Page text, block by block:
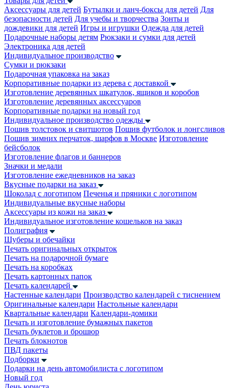
Аксессуары для детей Бутылки и ланч-боксы для детей Для
безопасности детей Для учебы и творчества Зонты и
дождевики для детей Игры и игрушки Одежда для детей
Подарочные наборы детям Рюкзаки и сумки для детей
Электроника для детей
Индивидуальное производство
Сумки и рюкзаки
Подарочная упаковка на заказ
Корпоративные подарки из дерева с доставкой
Изготовление деревянных шкатулок, ящиков и коробов
Изготовление деревянных аксессуаров
Корпоративные подарки на новый год
Индивидуальное производство одежды
Пошив толстовок и свитшотов Пошив футболок и лонгсливов
Пошив зимних перчаток, шарфов в Москве Изготовление
бейсболок
Изготовление флагов и баннеров
Значки и медали
Изготовление ежедневников на заказ
Вкусные подарки на заказ
Шоколад с логотипом Печенья и пряники с логотипом
Индивидуальные вкусные наборы
Аксессуары из кожи на заказ
Индивидуальное изготовление кошельков на заказ
Полиграфия
Шуберы и обечайки
Печать оригинальных открыток
Печать на подарочной бумаге
Печать на коробках
Печать картонных папок
Печать календарей
Настенные календари Производство календарей с тиснением
Оригинальные календари Настольные календари
Квартальные календари Календари-домики
Печать и изготовление бумажных пакетов
Печать буклетов и брошюр
Печать блокнотов
ПВД пакеты
Подборки
Подарки на день автомобилиста с логотипом
Новый год